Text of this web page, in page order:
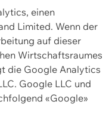
einen
Limited. Wenn der
auf dieser
Wirtschaftsraumes
die Google Analytics
Google LLC und
«Google»